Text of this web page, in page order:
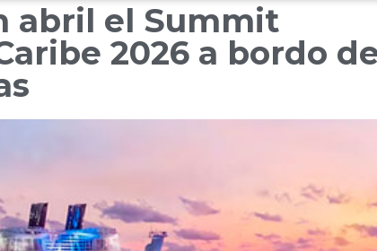
abril el Summit
2026 a bordo